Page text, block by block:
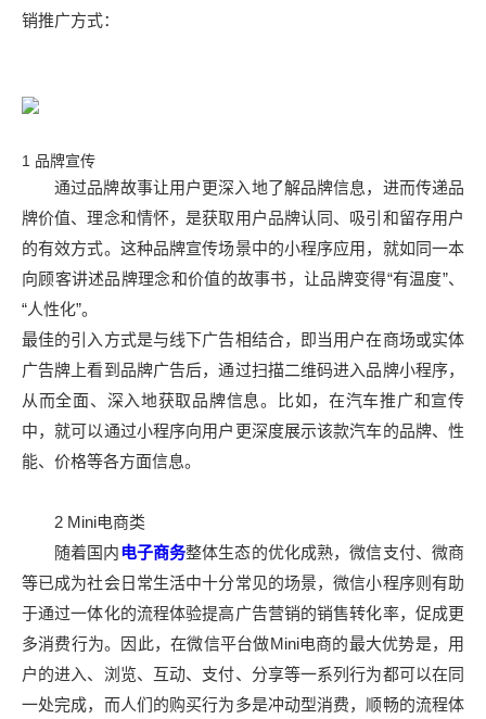
销推广方式：
1 品牌宣传
通过品牌故事让用户更深入地了解品牌信息，进而传递品
牌价值、理念和情怀，是获取用户品牌认同、吸引和留存用户
的有效方式。这种品牌宣传场景中的小程序应用，就如同一本
向顾客讲述品牌理念和价值的故事书，让品牌变得“有温度”、
“人性化”。
最佳的引入方式是与线下广告相结合，即当用户在商场或实体
广告牌上看到品牌广告后，通过扫描二维码进入品牌小程序，
从而全面、深入地获取品牌信息。比如，在汽车推广和宣传
中，就可以通过小程序向用户更深度展示该款汽车的品牌、性
能、价格等各方面信息。
2 Mini电商类
随着国内电子商务整体生态的优化成熟，微信支付、微商
等已成为社会日常生活中十分常见的场景，微信小程序则有助
于通过一体化的流程体验提高广告营销的销售转化率，促成更
多消费行为。因此，在微信平台做Mini电商的最大优势是，用
户的进入、浏览、互动、支付、分享等一系列行为都可以在同
一处完成，而人们的购买行为多是冲动型消费，顺畅的流程体